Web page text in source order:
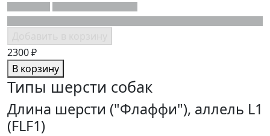
2300 ₽
В корзину
Типы шерсти собак
Длина шерсти ("Флаффи"), аллель L1
(FLF1)